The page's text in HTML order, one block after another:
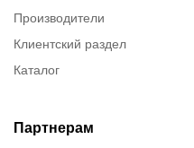
Производители
Клиентский раздел
Каталог
Партнерам